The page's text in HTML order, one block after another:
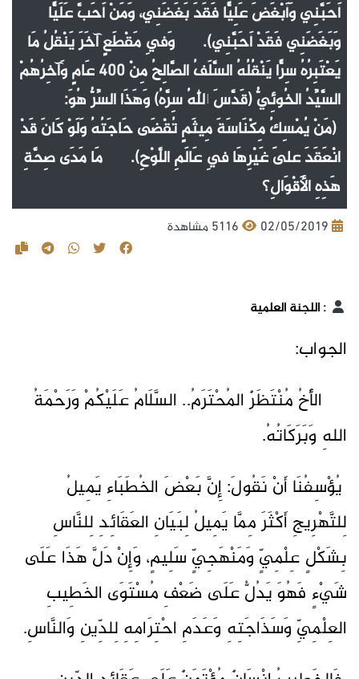
أَحَبَّنِي وَأَبْغَضَ عَلِيًّا فَقَدَ بَغَضَنِي، وَمَنْ أَحَبَّ عَلَيًّا
وَبَغَضَنِي فَقَدْ أَحَبَّنِي). وَفِي مَقْطَعٍ آخَرَ يَنْقُلُ مَا
يَعْتَبِرُهُ سِرًّا يَنْقُلُهُ السَّلَفُ الصَّالِحُ مِنْ 400 عَامٍ وَآخِرُهُمْ
السَّيِّدُ الخُوئِيُّ (قَدَّسَ اللهُ سِرَّهُ) وَهَذَا السِّرُّ هُوَ:
(مَنْ يُمْسِكُ مِكْنَاسَةَ مِيثَمٍ تُقْضَى حَاجَتُهُ وَلَوْ كَانَ قَدْ
انْعَقَدَ عَلَى غَيْرِهَا فِي عَالَمِ اللَّوْحِ). مَا مَدَى صِحَّةِ
هَذِهِ الأَقْوَالِ؟
02/05/2019 5116 مشاهدة
:اللجنة العلمية
الجواب:
الأَخُ مُنْتَظَرٌ المُحْتَرَمُ.. السَّلَامُ عَلَيْكُمْ وَرَحْمَةُ
اللهِ وَبَرَكَاتُهُ.
يُؤْسِفُنَا أَنْ نَقُولَ: إِنَّ بَعْضَ الخُطَبَاءِ يَمِيلُ
لِلتَّهْرِيجِ أَكْثَرَ مِمَّا يَمِيلُ لِبَيَانِ العَقَائِدِ لِلنَّاسِ
بِشَكْلٍ عِلْمِيٍّ وَمَنْهَجِيٍّ سَلِيمٍ، وَإِنْ دَلَّ هَذَا عَلَى
شَيْءٍ فَهُوَ يَدُلُّ عَلَى ضَعْفِ مُسْتَوَى الخَطِيبِ
العِلْمِيِّ وَسَذَاجَتِهِ وَعَدَمِ احْتِرَامِهِ لِلدِّينِ وَالنَّاسِ.